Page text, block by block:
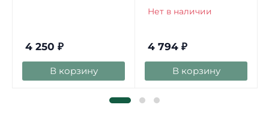
4 250 ₽
В корзину
Нет в наличии
4 794 ₽
В корзину